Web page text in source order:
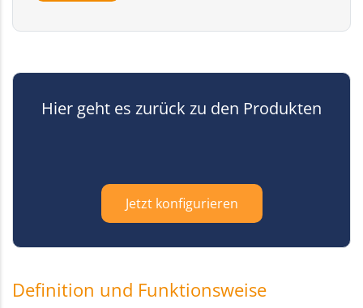
Hier geht es zurück zu den Produkten
Jetzt konfigurieren
Definition und Funktionsweise